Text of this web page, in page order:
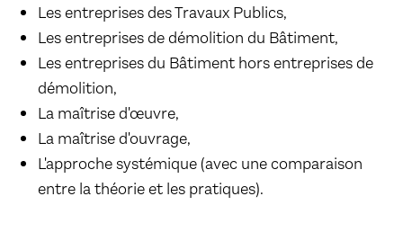
Les entreprises des Travaux Publics,
Les entreprises de démolition du Bâtiment,
Les entreprises du Bâtiment hors entreprises de
démolition,
La maîtrise d'œuvre,
La maîtrise d'ouvrage,
L'approche systémique (avec une comparaison
entre la théorie et les pratiques).​